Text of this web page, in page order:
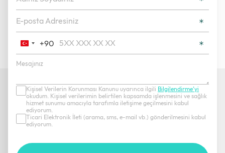
Turkey
+90
+90
Kişisel Verilerin Korunması Kanunu uyarınca ilgili Bilgilendirme’yi
okudum. Kişisel verilerimin belirtilen kapsamda işlenmesini ve sağlık
hizmet sunumu amacıyla tarafımla iletişime geçilmesini kabul
ediyorum.
Ticari Elektronik İleti (arama, sms, e-mail vb.) gönderilmesini kabul
ediyorum.